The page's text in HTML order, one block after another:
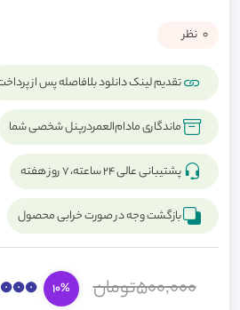
0 نظر
تقدیم لینک دانلود بلافاصله پس از
ماندگاری مادام‌العمردرپنل شخصی شما
پشتیبانی عالی ۲۴ ساعته، ۷ روز هفته
بازگشت وجه در صورت خرابی محصول
500,000تومان 10%